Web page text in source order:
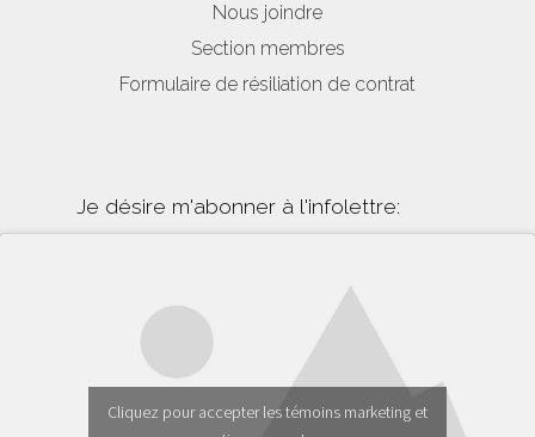
Nous joindre
Section membres
Formulaire de résiliation de contrat
Je désire m'abonner à l'infolettre:
Cliquez pour accepter les témoins marketing et